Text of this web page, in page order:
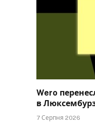
Wero
в
7 Серпня 2026